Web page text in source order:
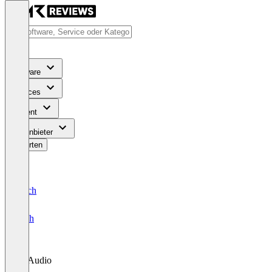
Software
Services
Content
Für Anbieter
Bewerten
Deutsch
English
AI Audio